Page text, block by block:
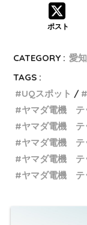
ポスト
CATEGORY : 愛
TAGS :
UQスポット
ヤマダ電機 テ
ヤマダ電機 テ
ヤマダ電機 テ
ヤマダ電機 テ
ヤマダ電機 テ